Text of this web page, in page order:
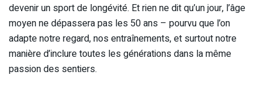
devenir un sport de longévité. Et rien ne dit qu’un jour, l’âge
moyen ne dépassera pas les 50 ans – pourvu que l’on
adapte notre regard, nos entraînements, et surtout notre
manière d’inclure toutes les générations dans la même
passion des sentiers.